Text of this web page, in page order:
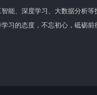
能、深度学习、大数据分析
习的态度，不忘初心，砥砺前